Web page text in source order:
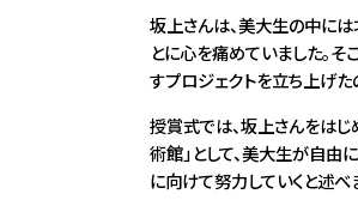
坂上さんは、美大生の中に
とに心を痛めていました。
すプロジェクトを立ち上げた
授賞式では、坂上さんをはじ
術館」として、美大生が自
に向けて努力していくと述べ